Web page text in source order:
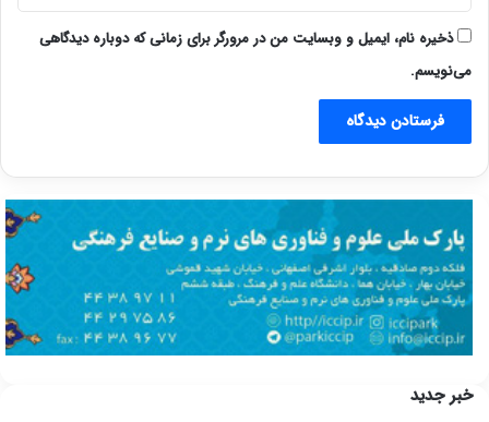
ذخیره نام، ایمیل و وبسایت من در مرورگر برای زمانی که دوباره دیدگاهی
می‌نویسم.
خبر جدید